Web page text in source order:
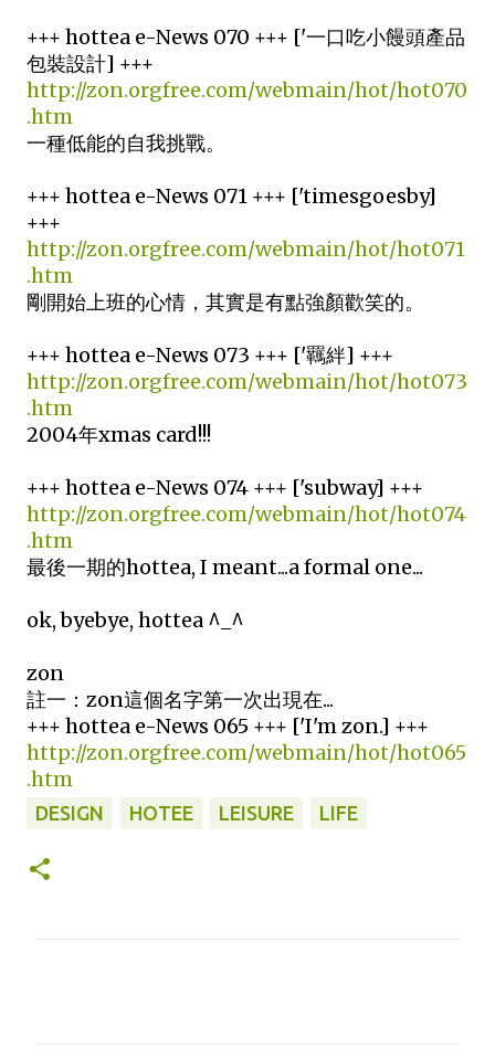
+++ hottea e-News 070 +++ ['一口吃小饅頭產品
包裝設計] +++
http://zon.orgfree.com/webmain/hot/hot070
.htm
一種低能的自我挑戰。
+++ hottea e-News 071 +++ ['timesgoesby]
+++
http://zon.orgfree.com/webmain/hot/hot071
.htm
剛開始上班的心情，其實是有點強顏歡笑的。
+++ hottea e-News 073 +++ ['羈絆] +++
http://zon.orgfree.com/webmain/hot/hot073
.htm
2004年xmas card!!!
+++ hottea e-News 074 +++ ['subway] +++
http://zon.orgfree.com/webmain/hot/hot074
.htm
最後一期的hottea, I meant...a formal one...
ok, byebye, hottea ^_^
zon
註一：zon這個名字第一次出現在...
+++ hottea e-News 065 +++ ['I'm zon.] +++
http://zon.orgfree.com/webmain/hot/hot065
.htm
DESIGN HOTEE LEISURE LIFE